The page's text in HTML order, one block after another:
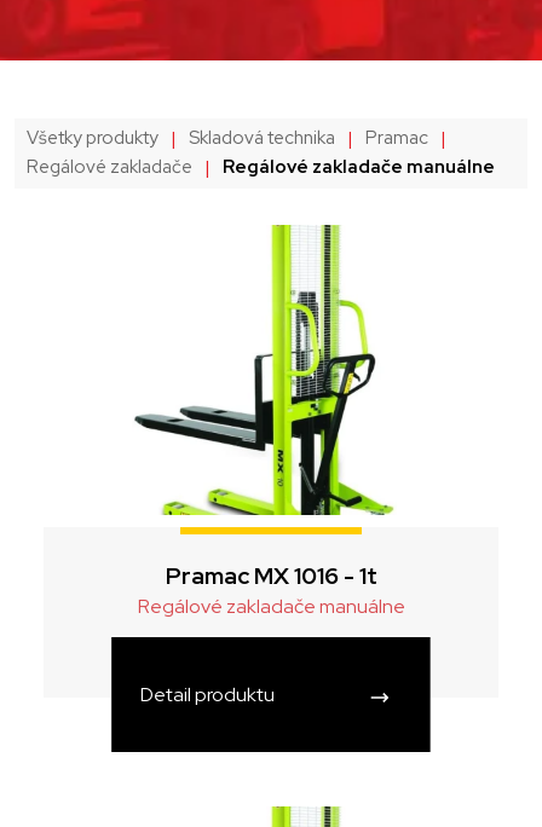
Všetky produkty | Skladová technika | Pramac |
Regálové zakladače | Regálové zakladače manuálne
Pramac MX 1016 - 1t
Regálové zakladače manuálne
Detail produktu